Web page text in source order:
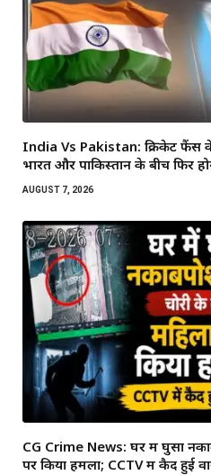
India Vs Pakistan: क्रिकेट फैंस
भारत और पाकिस्तान के बीच फिर
AUGUST 7, 2026
CG Crime News: घर में घुसा
पर किया हमला; CCTV में कैद हुई